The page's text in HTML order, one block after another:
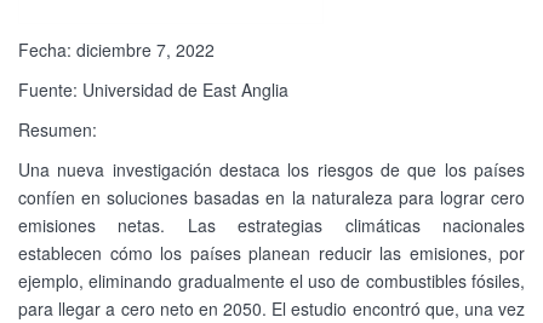
Fecha: diciembre 7, 2022
Fuente: Universidad de East Anglia
Resumen:
Una nueva investigación destaca los riesgos de que los países
confíen en soluciones basadas en la naturaleza para lograr cero
emisiones netas. Las estrategias climáticas nacionales
establecen cómo los países planean reducir las emisiones, por
ejemplo, eliminando gradualmente el uso de combustibles fósiles,
para llegar a cero neto en 2050. El estudio encontró que, una vez